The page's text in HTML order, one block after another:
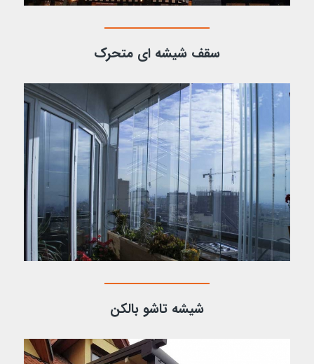
سقف شیشه ای متحرک
شیشه تاشو بالکن